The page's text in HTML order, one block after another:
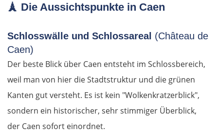
🗼 Die Aussichtspunkte in Caen
Schlosswälle und Schlossareal (Château de
Caen)
Der beste Blick über Caen entsteht im Schlossbereich,
weil man von hier die Stadtstruktur und die grünen
Kanten gut versteht. Es ist kein "Wolkenkratzerblick",
sondern ein historischer, sehr stimmiger Überblick,
der Caen sofort einordnet.
Szeged
Baja
Mohács
Osijek